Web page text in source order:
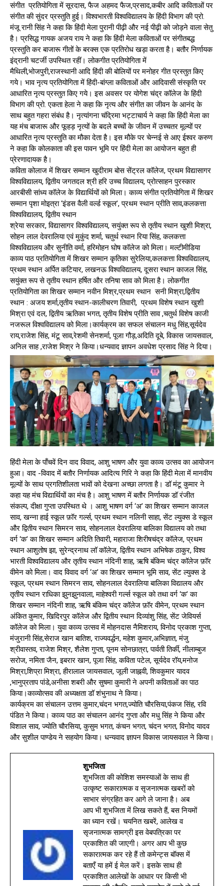
संगीत प्रतियोगिता में सूरदास, फैज अहमद फैज,प्रसाद,कबीर आदि कविताओं पर
संगीत की सुंदर प्रस्तुति हुई। विश्वभारती विश्वविद्यालय के हिंदी विभाग की प्रो.
मंजू रानी सिंह ने कहा कि हिंदी मेला पुरानी पीढ़ी और नई पीढ़ी को जोड़ने वाला सेतु
है। प्रसिद्ध गायक अजय राय ने कहा कि हिंदी मेला कविताओं पर संगीतबद्ध
प्रस्तुति कर बाजारू गीतों के बरक्स एक प्रतिरोध खड़ा करता है। बतौर निर्णायक
इंद्रानी चटर्जी उपस्थित रहीं। लोकगीत प्रतियोगिता में
मैथिली,भोजपुरी,राजस्थानी आदि हिंदी की बोलियों पर मनोहर गीत प्रस्तुत किए
गये। भाव नृत्य प्रतियोगिता में हिंदी-बांग्ला कविताओं और आदिवासी संस्कृति पर
आधारित नृत्य प्रस्तुत किए गये। इस अवसर पर योगेश चंद्र कॉलेज के हिंदी
विभाग की प्रो. एकता हेला ने कहा कि नृत्य और संगीत का जीवन के आनंद के
साथ बहुत गहरा संबंध है। नृत्यांगना चंद्रिमा भट्टाचार्य ने कहा कि हिंदी मेला का
यह मंच बाजारू और फूहड़ नृत्यों के बदले बच्चों के जीवन में उच्चतर मूल्यों पर
आधारित नृत्य प्रस्तुति का मौका देता है। इस मौके पर चेन्नई से आए ईश्वर करुण
ने कहा कि कोलकाता की इस पावन भूमि पर हिंदी मेला का आयोजन बहुत ही
प्रेरणादायक है।
कविता कोलाज में शिखर सम्मान खुदीराम बोस सेंट्रल कॉलेज, प्रथम विद्यासागर
विश्वविद्यालय, द्वितीय जगतदल श्री हरि उच्च विद्यालय, प्रोत्साहन पुरस्कार
आरबीसी सांध्य कॉलेज के विद्यार्थियों को मिला। काव्य संगीत प्रतियोगिता में शिखर
सम्मान पृशा मोइत्रा ‘इंडस वैली वर्ल्ड स्कूल’, प्रथम स्थान प्रीति साव,कलकत्ता
विश्वविद्यालय, द्वितीय स्थान
श्रेया सरकार, विद्यासागर विश्वविद्यालय, सयुंक्त रूप से तृतीय स्थान खुशी मिश्रा,
सोहन लाल देवरालिया एवं मुकुंद शर्मा, चतुर्थ स्थान रिया सिंह, कलकत्ता
विश्वविद्यालय और सुनीति वर्मा, हरिमोहन घोष कॉलेज को मिला। मल्टीमीडिया
काव्य पाठ प्रतियोगिता में शिखर सम्मान कृतिका सुरेलिया,कलकत्ता विश्वविद्यालय,
प्रथम स्थान अर्पित कटियार, लखनऊ विश्वविद्यालय, दूसरा स्थान काजल सिंह,
सयुंक्त रूप से तृतीय स्थान हर्षित और तनिषा साव को मिला है। लोकगीत
प्रतियोगिता का शिखर सम्मान नवीन मिश्र,प्रथम स्थान सनी मिश्रा,द्वितीय
स्थान : अजय शर्मा,तृतीय स्थान-कालीचरण तिवारी, प्रथम विशेष स्थान खुशी
मिश्रा एवं दल, द्वितीय ऋतिका भगत, तृतीय विशेष प्रीति साव ,चतुर्थ विशेष काजी
नजरूल विश्वविद्यालय को मिला।कार्यक्रम का सफल संचालन मधु सिंह,सूर्यदेव
राय,राजेश सिंह, मंटू साव,रेशमी सेनशर्मा, पूजा गौड़,अदिति दूबे, विकास जायसवाल,
अनिल साह ,राजेश मिश्र ने किया।धन्यवाद ज्ञापन अवधेश प्रसाद सिंह ने दिया।
हिंदी मेला के पाँचवें दिन वाद विवाद, आशु भाषण और युवा काव्य उत्सव का आयोजन
हुआ। वाद -विवाद में बतौर निर्णायक आदित्य गिरि ने कहा कि हिंदी मेला में मानवीय
मूल्यों के साथ प्रगतिशीलता भावों को देखना अच्छा लगता है। डॉ मंटू कुमार ने
कहा यह मंच विद्यार्थियों का मंच है। आशु भाषण में बतौर निर्णायक डॉ रंजीत
संकल्प, दीक्षा गुप्ता उपस्थित थे । आशु भाषण वर्ग ‘अ’ का शिखर सम्मान काजल
साव, खन्ना हाई स्कूल फ़ॉर गर्ल्स, प्रथम स्थान नलिनी साहा, सेंट ल्युक्स डे स्कूल
और द्वितीय स्थान सिमरन साव, सोहनलाल देवरालिया बालिका विद्यालय को तथा
वर्ग ‘क’ का शिखर सम्मान अदिति तिवारी, महाराजा शिरीषचंद्र कॉलेज, प्रथम
स्थान आशुतोष झा, सुरेन्द्रनाथ लॉ कॉलेज, द्वितीय स्थान अभिषेक ठाकुर, विश्व
भारती विश्वविद्यालय और तृतीय स्थान नंदिनी शाह, ऋषि बंकिम चंद्र कॉलेज फ़ॉर
वीमेन को मिला। वाद विवाद वर्ग ‘अ’ का शिखर सम्मान भूमि साव, सेंट ल्युक्स डे
स्कूल, प्रथम स्थान सिमरन साव, सोहनलाल देवरालिया बालिका विद्यालय और
तृतीय स्थान राधिका झुनझुनवाला, माहेश्वरी गर्ल्स स्कूल को तथा वर्ग ‘क’ का
शिखर सम्मान नंदिनी शाह, ऋषि बंकिम चंद्र कॉलेज फ़ॉर वीमेन, प्रथम स्थान
अंकित कुमार, खिदिरपुर कॉलेज और द्वितीय स्थान दिव्यांशु सिंह, सेंट जेवियर्स
कॉलेज को मिला। युवा काव्य उत्सव में मोहनदास नैमिशराय, विनोद प्रकाश गुप्ता,
मंजुरानी सिंह,सेराज खान बातिश, राज्यवर्द्धन, महेश कुमार,अभिज्ञात, मंजु
श्रीवास्तव, राजेश मिश्र, शैलेश गुप्ता, पूनम सोनछात्रा, पार्वती तिर्की, नीलाम्बुज
सरोज, नमिता जैन, इबरार खान, पूजा सिंह, कविता पटेल, सूर्यदेव रॉय,मनोज
मिश्रा,शिप्रा मिश्रा, हीरालाल जायसवाल, जूली जाह्नवी, शिवकुमार यादव
,भानुप्रताप पांडे,अनीसा शबरी और सुषमा कुमारी ने अपनी कविताओं का पाठ
किया।काव्योत्सव की अध्यक्षता डॉ शंभुनाथ ने किया।
कार्यक्रम का संचालन उत्तम कुमार,चंदन भगत,ज्योति चौरसिया,पंकज सिंह, रवि
पंडित ने किया। काव्य पाठ का संचालन आनंद गुप्ता और मधु सिंह ने किया और
विशाल साव, ज्योति चौरसिया, कुसुम भगत, कंचन भगत, चंदन भगत, विनोद यादव
और सुशील पाण्डेय ने सहयोग किया। धन्यवाद ज्ञापन विकास जायसवाल ने किया।
शुभजिता
शुभजिता की कोशिश समस्याओं के साथ ही
उत्कृष्ट सकारात्मक व सृजनात्मक खबरों को
साभार संग्रहित कर आगे ले जाना है। अब
आप भी शुभजिता में लिख सकते हैं, बस नियमों
का ध्यान रखें। चयनित खबरें, आलेख व
सृजनात्मक सामग्री इस वेबपत्रिका पर
प्रकाशित की जाएगी। अगर आप भी कुछ
सकारात्मक कर रहे हैं तो कमेन्ट्स बॉक्स में
बताएँ या हमें ई मेल करें। इसके साथ ही
प्रकाशित आलेखों के आधार पर किसी भी